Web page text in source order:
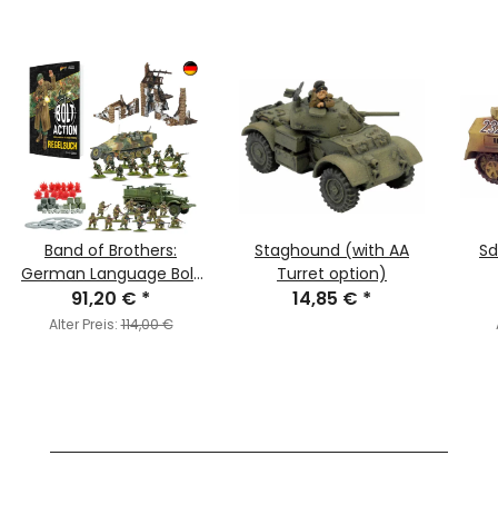
Band of Brothers:
German Language Bolt
Action - Third Edition
Starter Set (Deutsch)
91,20 € *
Alter Preis:114,00 €
Staghound (with AA
Turret option)
14,85 € *